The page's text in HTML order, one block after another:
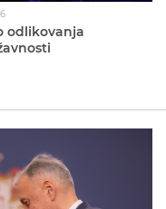
odlikovanja